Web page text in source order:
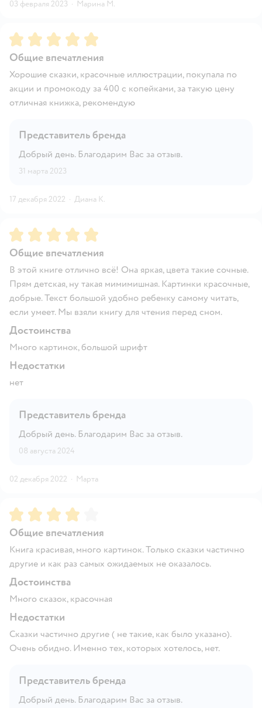
03 февраля 2023 · Марина М.
Рейтинг:5
Общие впечатления
Хорошие сказки, красочные иллюстрации, покупала по
акции и промокоду за 400 с копейками, за такую цену
отличная книжка, рекомендую
Представитель бренда
Добрый день. Благодарим Вас за отзыв.
31 марта 2023
17 декабря 2022 · Диана К.
Рейтинг:5
Общие впечатления
В этой книге отлично всё! Она яркая, цвета такие сочные.
Прям детская, ну такая мимимишная. Картинки красочные,
добрые. Текст большой удобно ребенку самому читать,
если умеет. Мы взяли книгу для чтения перед сном.
Достоинства
Много картинок, большой шрифт
Недостатки
нет
Представитель бренда
Добрый день. Благодарим Вас за отзыв.
08 августа 2024
02 декабря 2022 · Марта
Рейтинг:4
Общие впечатления
Книга красивая, много картинок. Только сказки частично
другие и как раз самых ожидаемых не оказалось.
Достоинства
Много сказок, красочная
Недостатки
Сказки частично другие ( не такие, как было указано).
Очень обидно. Именно тех, которых хотелось, нет.
Представитель бренда
Добрый день. Благодарим Вас за отзыв.